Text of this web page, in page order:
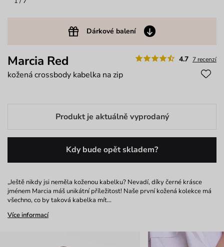
Dárkové balení
4.7 7 recenzí
Marcia Red
kožená crossbody kabelka na zip
Produkt je aktuálně vyprodaný
Kdy bude opět skladem?
„Ještě nikdy jsi neměla koženou kabelku? Nevadí, díky černé krásce
jménem Marcia máš unikátní příležitost! Naše první kožená kolekce má
všechno, co by taková kabelka mít…
Více informací